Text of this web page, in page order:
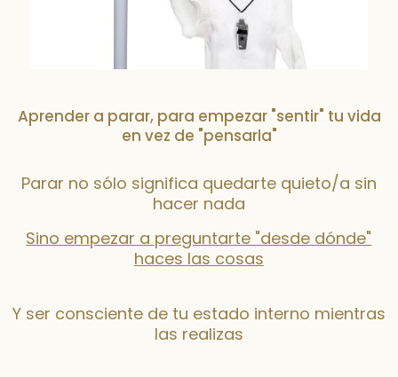
Aprender a parar, para empezar "sentir" tu vida
en vez de "pensarla"
Parar no sólo significa quedarte quieto/a sin
hacer nada
Sino empezar a preguntarte "desde dónde"
haces las cosas
Y ser consciente de tu estado interno mientras
las realizas